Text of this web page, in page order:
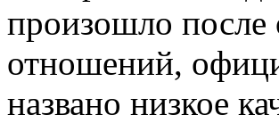
произошло после
отношений,
названо низкое